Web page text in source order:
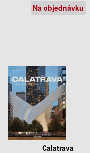
Na objednávku
Calatrava